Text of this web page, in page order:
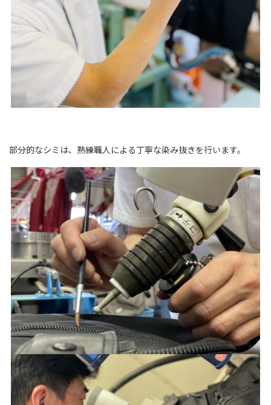
部分的なシミは、熟練職人による丁寧な染み抜きを行います。